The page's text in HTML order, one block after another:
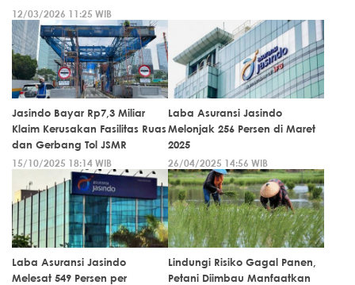
12/03/2026 11:25 WIB
Jasindo Bayar Rp7,3 Miliar
Klaim Kerusakan Fasilitas Ruas
dan Gerbang Tol JSMR
15/10/2025 18:14 WIB
Laba Asuransi Jasindo
Melonjak 256 Persen di Maret
2025
26/04/2025 14:56 WIB
Laba Asuransi Jasindo
Melesat 549 Persen per
Lindungi Risiko Gagal Panen,
Petani Diimbau Manfaatkan